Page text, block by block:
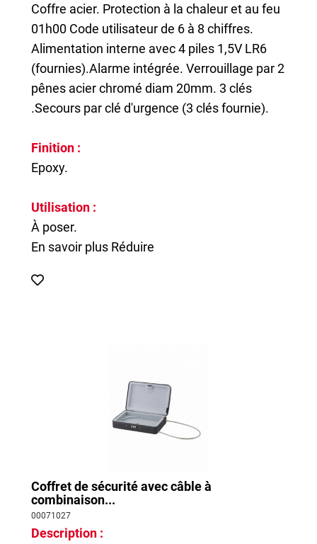
Coffre acier. Protection à la chaleur et au feu
01h00 Code utilisateur de 6 à 8 chiffres.
Alimentation interne avec 4 piles 1,5V LR6
(fournies).Alarme intégrée. Verrouillage par 2
pênes acier chromé diam 20mm. 3 clés
.Secours par clé d'urgence (3 clés fournie).
Finition :
Epoxy.
Utilisation :
À poser.
En savoir plus Réduire
Coffret de sécurité avec câble à
combinaison...
00071027
Description :